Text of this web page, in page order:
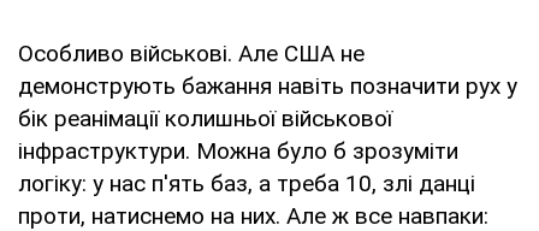
Особливо військові. Але США не
демонструють бажання навіть позначити рух у
бік реанімації колишньої військової
інфраструктури. Можна було б зрозуміти
логіку: у нас п'ять баз, а треба 10, злі данці
проти, натиснемо на них. Але ж все навпаки: